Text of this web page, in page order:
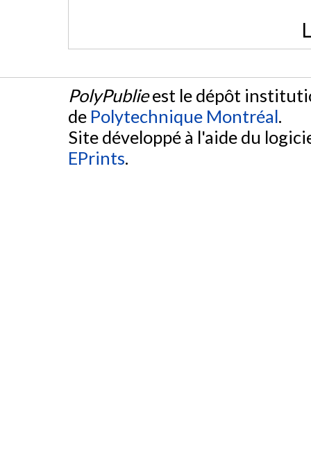
PolyPublieest le dépôt
de Polytechnique Montréal.
Site développé à l'aide du
EPrints.